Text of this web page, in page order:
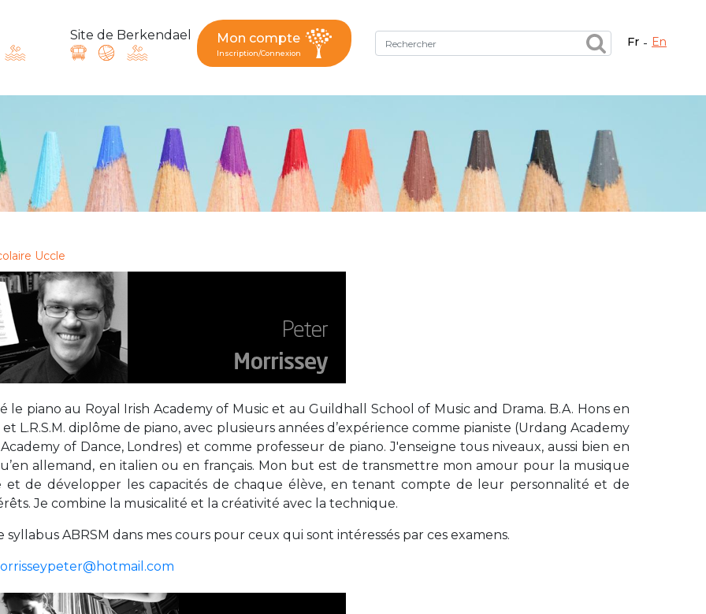
suggestion : contactez le bon service !
+32 (0)472 07 35 25
periscolaire.berkendael@apeee-bxl1-services.be
BE91 3631 6790 0976
Activités périscolaires Uccle
+32 (0)2 375 31 35
cesame@apeee-bxl1-services.be
BE30 3100 2003 2711
Cantine
+32 (0)2 374 76 75
cantine@apeee-bxl1-services.be
Site de Berkendael Mon compte
Inscription/Connexion
fr en
Uccle
le piano au Royal Irish Academy of Music et au Guildhall School of Music and Drama. B.A. Hons en
L.R.S.M. diplôme de piano, avec plusieurs années d’expérience comme pianiste (Urdang Academy
of Dance, Londres) et comme professeur de piano. J'enseigne tous niveaux, aussi bien en
allemand, en italien ou en français. Mon but est de transmettre mon amour pour la musique
et de développer les capacités de chaque élève, en tenant compte de leur personnalité et de
Je combine la musicalité et la créativité avec la technique.
syllabus ABRSM dans mes cours pour ceux qui sont intéressés par ces examens.